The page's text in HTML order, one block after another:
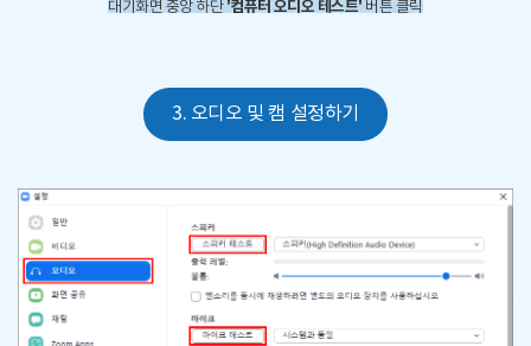
대기화면 중앙 하단 '컴퓨터 오디오 테스트' 버튼 클릭
3. 오디오 및 캠 설정하기